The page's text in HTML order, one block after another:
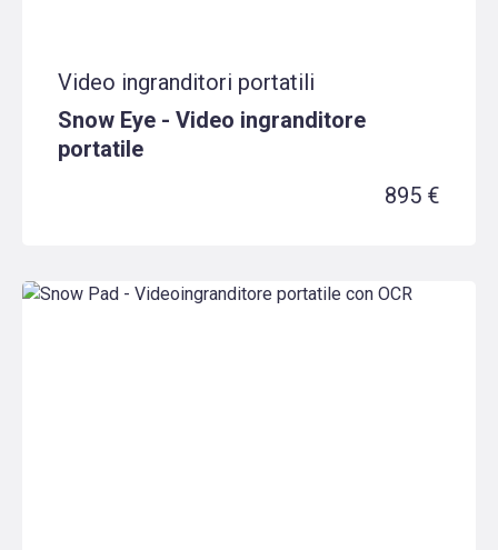
Video ingranditori portatili
Snow Eye - Video ingranditore
portatile
895 €